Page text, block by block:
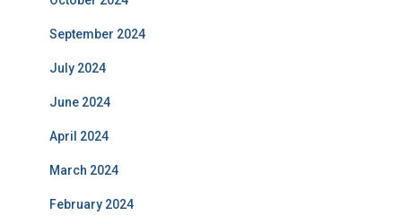
September 2024
July 2024
June 2024
April 2024
March 2024
February 2024